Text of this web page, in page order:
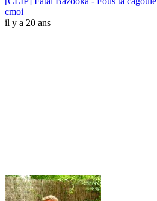
cmoi
il y a 20 ans